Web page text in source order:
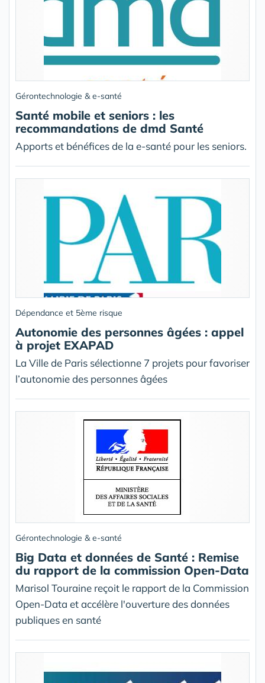
Gérontechnologie & e-santé
Santé mobile et seniors : les
recommandations de dmd Santé
Apports et bénéfices de la e-santé pour les seniors.
Dépendance et 5ème risque
Autonomie des personnes âgées : appel
à projet EXAPAD
La Ville de Paris sélectionne 7 projets pour favoriser
l’autonomie des personnes âgées
Gérontechnologie & e-santé
Big Data et données de Santé : Remise
du rapport de la commission Open-Data
Marisol Touraine reçoit le rapport de la Commission
Open-Data et accélère l'ouverture des données
publiques en santé